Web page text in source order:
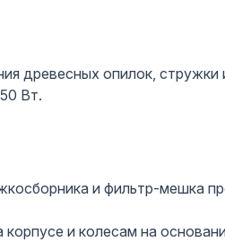
древесных опилок,
Вт.
и фильтр-мешка
и колесам на